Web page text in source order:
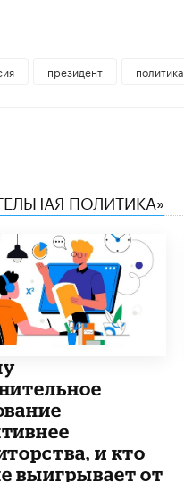
президент политика
ПОЛИТИКА»
и кто
выигрывает от